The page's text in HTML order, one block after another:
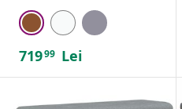
71999 Lei